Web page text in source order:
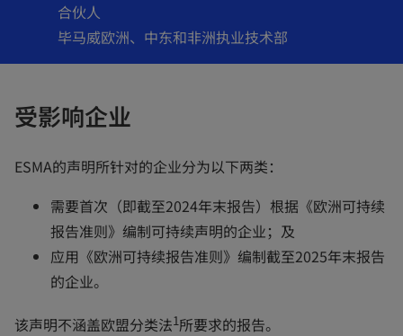
合伙人
毕马威欧洲、中东和非洲执业技术部
受影响企业
ESMA的声明所针对的企业分为以下两类：
需要首次（即截至2024年末报告）根据《欧洲可持续
报告准则》编制可持续声明的企业；及
应用《欧洲可持续报告准则》编制截至2025年末报告
的企业。
该声明不涵盖欧盟分类法1所要求的报告。